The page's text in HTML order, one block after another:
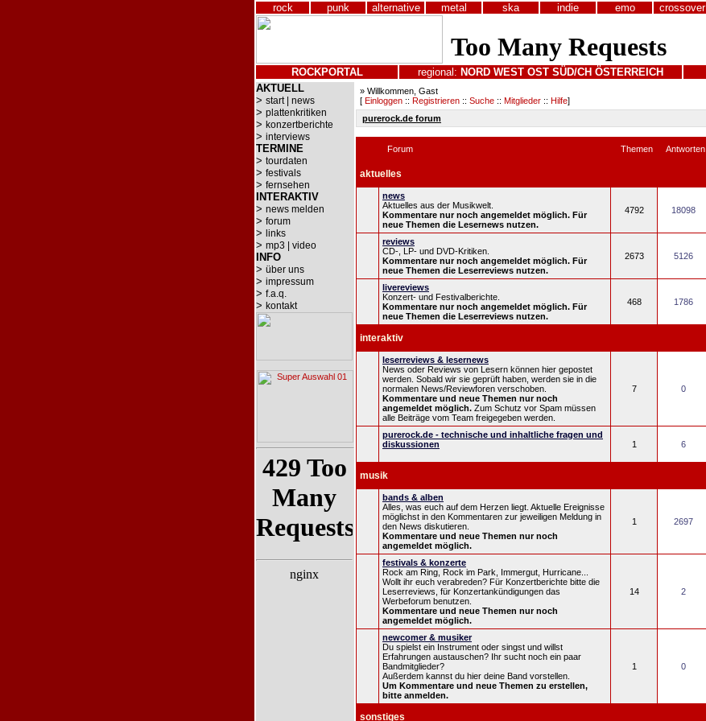
rock punk alternative metal ska indie emo crossover
ROCKPORTAL regional: NORD WEST OST SÜD/CH ÖSTERREICH
AKTUELL
> start | news
> plattenkritiken
> konzertberichte
> interviews
TERMINE
> tourdaten
> festivals
> fernsehen
INTERAKTIV
> news melden
> forum
> links
> mp3 | video
INFO
> über uns
> impressum
> f.a.q.
> kontakt
» Willkommen, Gast
[ Einloggen :: Registrieren :: Suche :: Mitglieder :: Hilfe]
purerock.de forum
Forum Themen Antworten
aktuelles
news
Aktuelles aus der Musikwelt.
Kommentare nur noch angemeldet möglich. Für
neue Themen die Lesernews nutzen.
4792 18098
reviews
CD-, LP- und DVD-Kritiken.
Kommentare nur noch angemeldet möglich. Für
neue Themen die Leserreviews nutzen.
2673 5126
livereviews
Konzert- und Festivalberichte.
Kommentare nur noch angemeldet möglich. Für
neue Themen die Leserreviews nutzen.
468 1786
interaktiv
leserreviews & lesernews
News oder Reviews von Lesern können hier gepostet
werden. Sobald wir sie geprüft haben, werden sie in die
normalen News/Reviewforen verschoben.
Kommentare und neue Themen nur noch
angemeldet möglich. Zum Schutz vor Spam müssen
alle Beiträge vom Team freigegeben werden.
7 0
purerock.de - technische und inhaltliche fragen und
diskussionen
1 6
musik
bands & alben
Alles, was euch auf dem Herzen liegt. Aktuelle Ereignisse
möglichst in den Kommentaren zur jeweiligen Meldung in
den News diskutieren.
Kommentare und neue Themen nur noch
angemeldet möglich.
1 2697
festivals & konzerte
Rock am Ring, Rock im Park, Immergut, Hurricane...
Wollt ihr euch verabreden? Für Konzertberichte bitte die
Leserreviews, für Konzertankündigungen das
Werbeforum benutzen.
Kommentare und neue Themen nur noch
angemeldet möglich.
14 2
newcomer & musiker
Du spielst ein Instrument oder singst und willst
Erfahrungen austauschen? Ihr sucht noch ein paar
Bandmitglieder?
Außerdem kannst du hier deine Band vorstellen.
Um Kommentare und neue Themen zu erstellen,
bitte anmelden.
1 0
sonstiges